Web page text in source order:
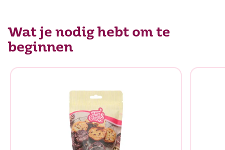
Wat je nodig hebt om te
beginnen